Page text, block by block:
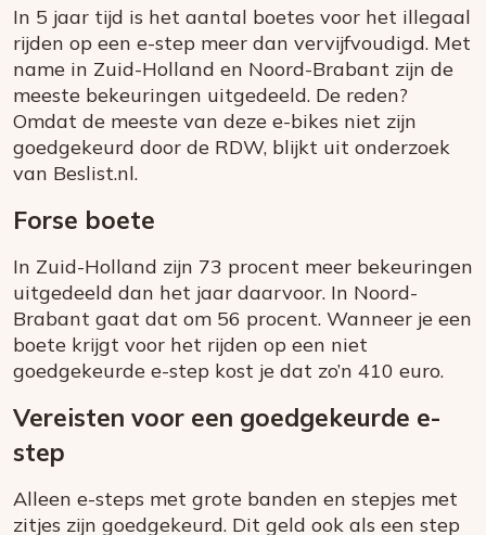
In 5 jaar tijd is het aantal boetes voor het illegaal
rijden op een e-step meer dan vervijfvoudigd. Met
name in Zuid-Holland en Noord-Brabant zijn de
meeste bekeuringen uitgedeeld. De reden?
Omdat de meeste van deze e-bikes niet zijn
goedgekeurd door de RDW, blijkt uit onderzoek
van Beslist.nl.
Forse boete
In Zuid-Holland zijn 73 procent meer bekeuringen
uitgedeeld dan het jaar daarvoor. In Noord-
Brabant gaat dat om 56 procent. Wanneer je een
boete krijgt voor het rijden op een niet
goedgekeurde e-step kost je dat zo’n 410 euro.
Vereisten voor een goedgekeurde e-
step
Alleen e-steps met grote banden en stepjes met
zitjes zijn goedgekeurd. Dit geld ook als een step